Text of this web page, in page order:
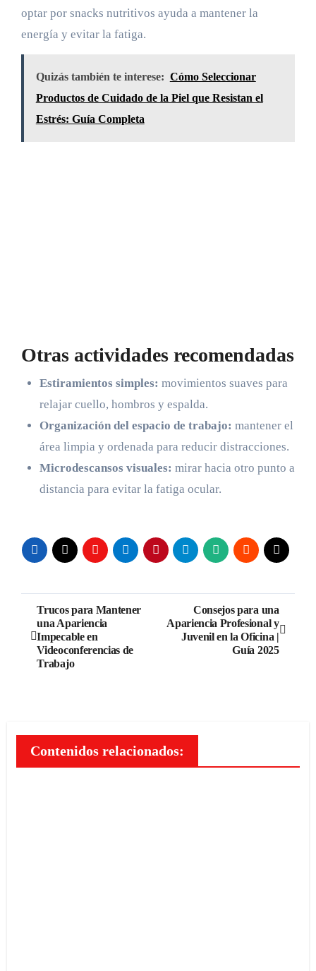
optar por snacks nutritivos ayuda a mantener la
energía y evitar la fatiga.
Quizás también te interese: Cómo Seleccionar
Productos de Cuidado de la Piel que Resistan el
Estrés: Guía Completa
Otras actividades recomendadas
Estiramientos simples: movimientos suaves para
relajar cuello, hombros y espalda.
Organización del espacio de trabajo: mantener el
área limpia y ordenada para reducir distracciones.
Microdescansos visuales: mirar hacia otro punto a
distancia para evitar la fatiga ocular.
Navegación
de
entradas
Trucos para Mantener
una Apariencia
Impecable en
Videoconferencias de
Trabajo
Consejos para una
Apariencia Profesional y
Juvenil en la Oficina |
Guía 2025
Contenidos relacionados: